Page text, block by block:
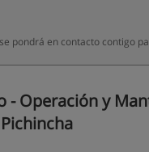
pondrá en contacto contigo
- Operación y